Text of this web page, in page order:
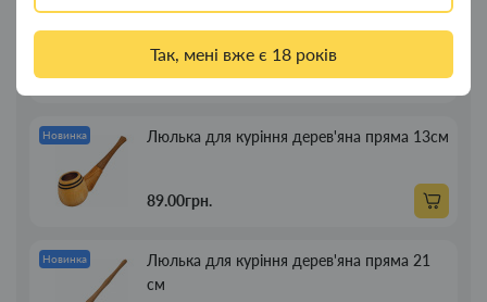
Так, мені вже є 18 років
Новинка
Портсигар для сигарет Focus із USB
запальничкою на 20 сиг
269.00грн.
Новинка Люлька для куріння дерев'яна пряма 13см
89.00грн.
Новинка
Люлька для куріння дерев'яна пряма 21
см